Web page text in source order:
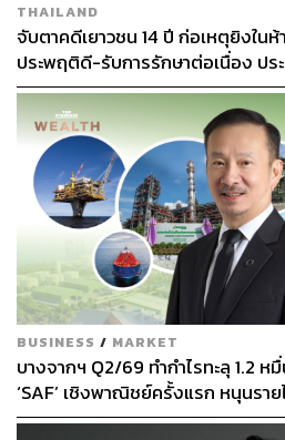
THAILAND
จับตาคดีเยาวชน 14 ปี ก่อเหตุยิงใน
ประพฤติดี-รับการรักษาต่อเนื่อง ปร
BUSINESS / MARKET
บางจากฯ Q2/69 ทำกำไรทะลุ 1.2 ห
‘SAF’ เชิงพาณิชย์ครั้งแรก หนุนรา
ล้าน